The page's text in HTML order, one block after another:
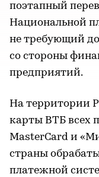
поэтапный
Национальной
не требующий
со стороны
предприятий.
На территории
карты ВТБ всех
MasterCard и
страны
платежной